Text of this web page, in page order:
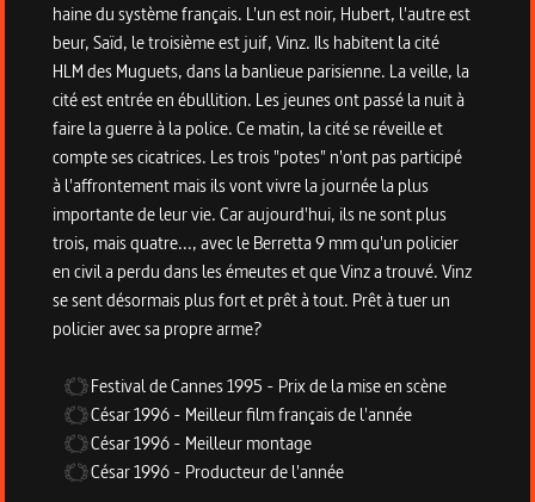
haine du système français. L'un est noir, Hubert, l'autre est
beur, Saïd, le troisième est juif, Vinz. Ils habitent la cité
HLM des Muguets, dans la banlieue parisienne. La veille, la
cité est entrée en ébullition. Les jeunes ont passé la nuit à
faire la guerre à la police. Ce matin, la cité se réveille et
compte ses cicatrices. Les trois "potes" n'ont pas participé
à l'affrontement mais ils vont vivre la journée la plus
importante de leur vie. Car aujourd'hui, ils ne sont plus
trois, mais quatre..., avec le Berretta 9 mm qu'un policier
en civil a perdu dans les émeutes et que Vinz a trouvé. Vinz
se sent désormais plus fort et prêt à tout. Prêt à tuer un
policier avec sa propre arme?
Festival de Cannes1995 - Prix de la mise en scène
César1996- Meilleur film français de l'année
César1996- Meilleur montage
César1996- Producteur de l'année